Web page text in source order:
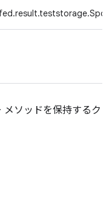
ソッドを保持するク